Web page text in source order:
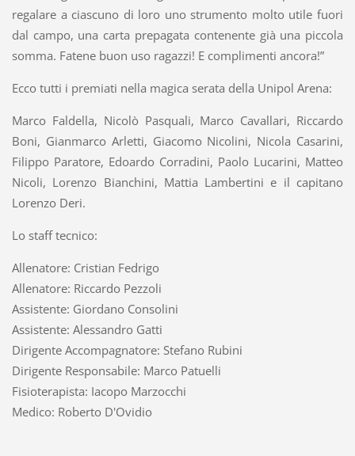
regalare a ciascuno di loro uno strumento molto utile fuori
dal campo, una carta prepagata contenente già una piccola
somma. Fatene buon uso ragazzi! E complimenti ancora!”
Ecco tutti i premiati nella magica serata della Unipol Arena:
Marco Faldella, Nicolò Pasquali, Marco Cavallari, Riccardo
Boni, Gianmarco Arletti, Giacomo Nicolini, Nicola Casarini,
Filippo Paratore, Edoardo Corradini, Paolo Lucarini, Matteo
Nicoli, Lorenzo Bianchini, Mattia Lambertini e il capitano
Lorenzo Deri.
Lo staff tecnico:
Allenatore: Cristian Fedrigo
Allenatore: Riccardo Pezzoli
Assistente: Giordano Consolini
Assistente: Alessandro Gatti
Dirigente Accompagnatore: Stefano Rubini
Dirigente Responsabile: Marco Patuelli
Fisioterapista: Iacopo Marzocchi
Medico: Roberto D'Ovidio